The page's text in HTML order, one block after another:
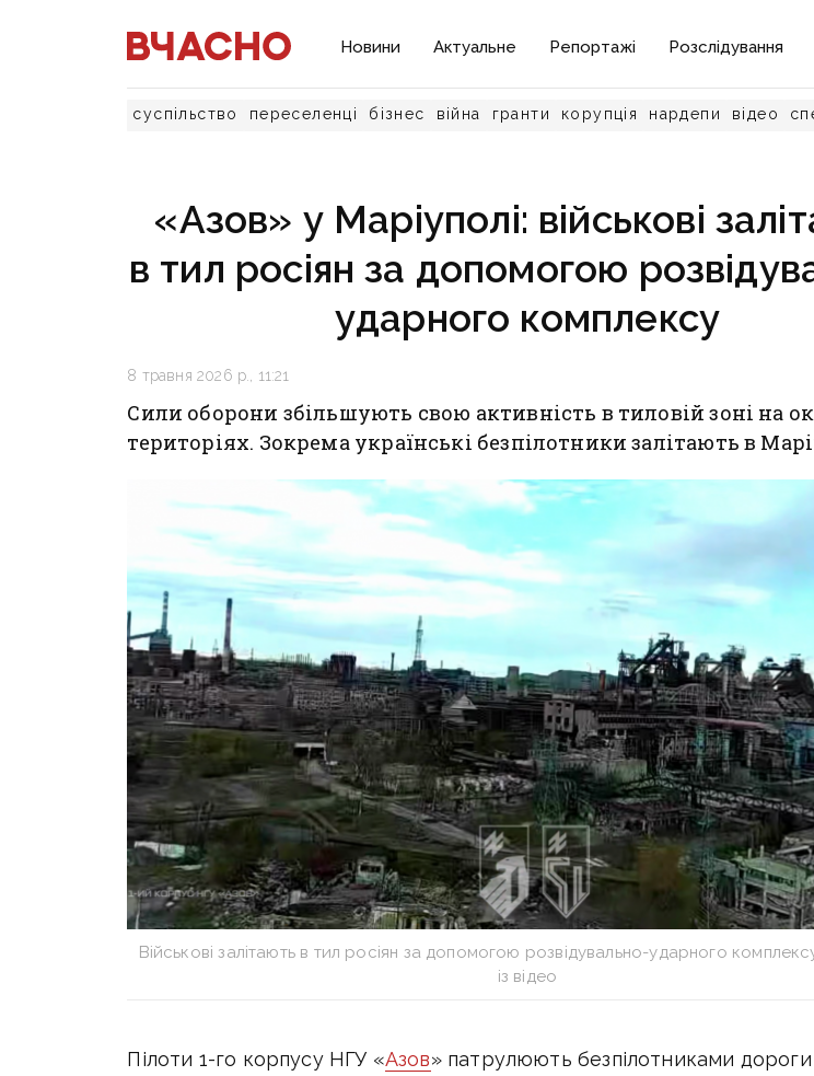
Новини Актуальне Репортажі Розслідування
суспільство переселенці бізнес війна гранти корупція нардепи відео
«Азов» у Маріуполі: військові
в тил росіян за допомогою
ударного комплексу
8 травня 2026 р., 11:21
Сили оборони збільшують свою активність в тиловій зоні на
територіях. Зокрема українські безпілотники залітають в
Військові залітають в тил росіян за допомогою розвідувально-ударного
із відео
Пілоти 1-го корпусу НГУ «Азов» патрулюють безпілотниками